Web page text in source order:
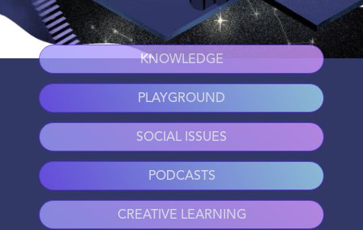
KNOWLEDGE
PLAYGROUND
SOCIAL ISSUES
PODCASTS
CREATIVE LEARNING